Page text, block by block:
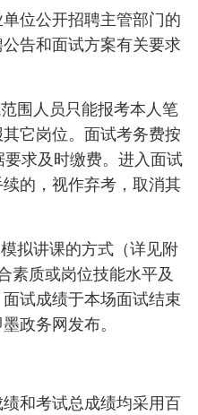
位公开招聘主管部门的
告和面试方案有关要求
围人员只能报考本人笔
它岗位。面试考务费按
求及时缴费。进入面试
的，视作弃考，取消其
拟讲课的方式（详见附
素质或岗位技能水平及
试成绩于本场面试结束
政务网发布。
和考试总成绩均采用百